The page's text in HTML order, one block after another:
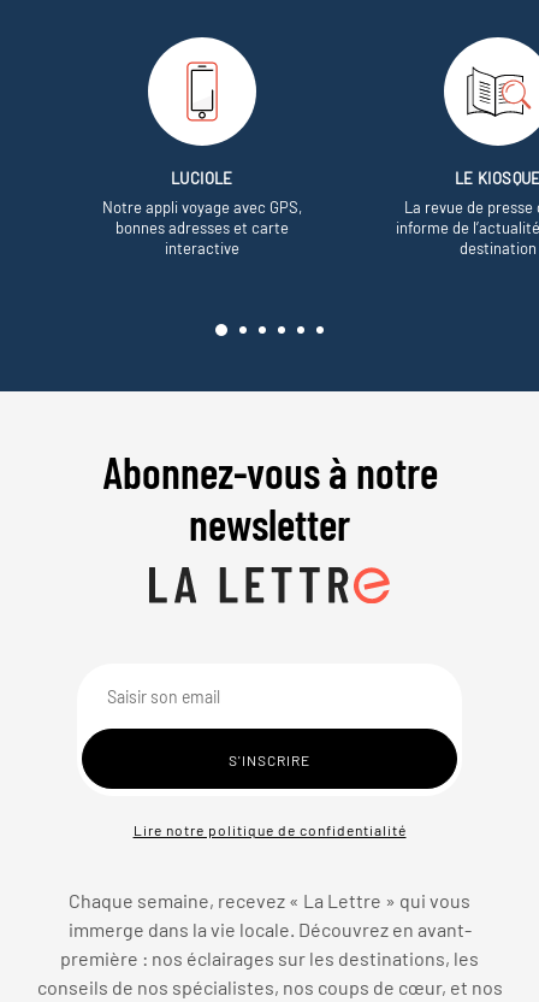
LUCIOLE
Notre appli voyage avec GPS,
bonnes adresses et carte
interactive
LE
La revue de presse
informe de
destination
Abonnez-vous à notre
newsletter
Lire notre politique de confidentialité
Chaque semaine, recevez « La Lettre » qui vous
immerge dans la vie locale. Découvrez en avant-
première : nos éclairages sur les destinations, les
conseils de nos spécialistes, nos coups de cœur, et nos